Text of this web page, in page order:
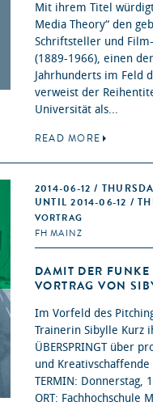
Mit ihrem Titel
Media Theory“ den
Schriftsteller und
(1889-1966), einen
Jahrhunderts im Feld
verweist der
Universität als...
READ MORE
2014-06-12 /
UNTIL 2014-06-12 /
VORTRAG
FH MAINZ
DAMIT DER
VORTRAG VON
Im Vorfeld des
Trainerin Sibylle Kurz
ÜBERSPRINGT über
und Kreativschaffende
TERMIN: Donnerstag,
ORT: Fachhochschule